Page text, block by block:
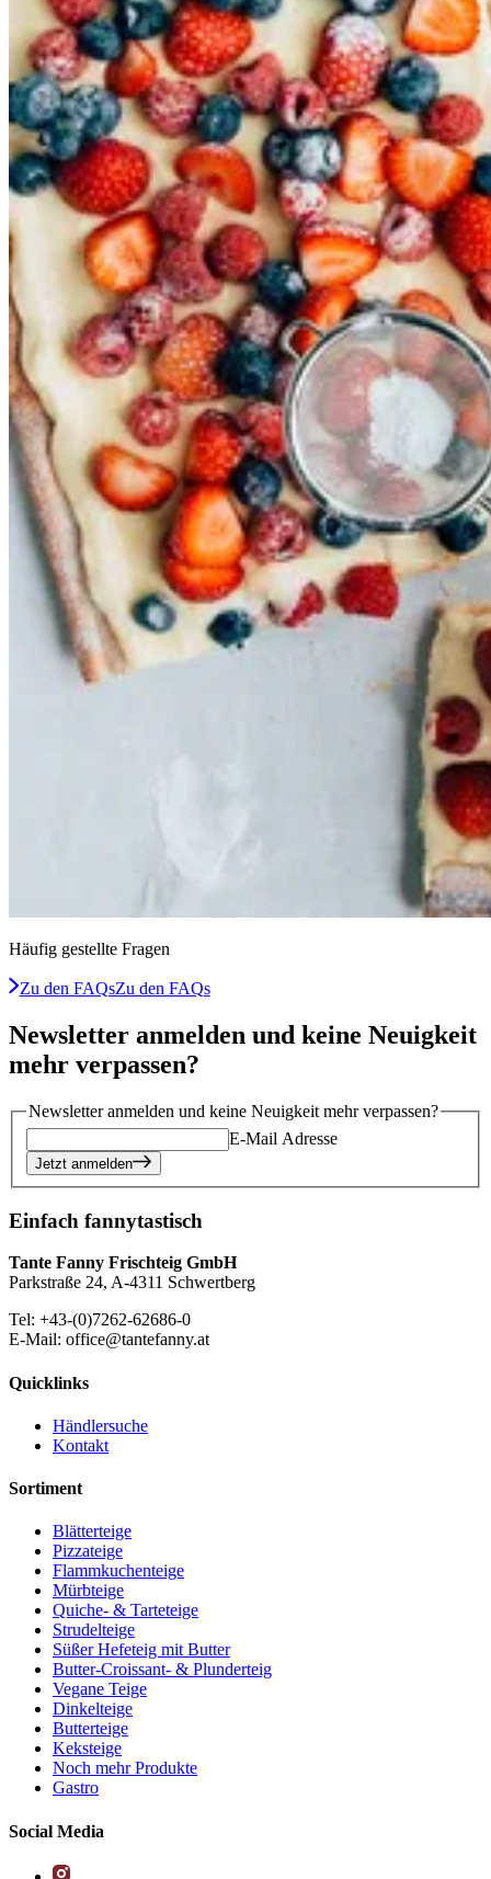
Häufig gestellte Fragen
Zu den FAQsZu den FAQs
Newsletter anmelden und keine Neuigkeit
mehr verpassen?
Newsletter anmelden und keine Neuigkeit mehr verpassen?
E-Mail Adresse
Jetzt anmelden
Einfach fannytastisch
Tante Fanny Frischteig GmbH
Parkstraße 24, A-4311 Schwertberg
Tel: +43-(0)7262-62686-0
E-Mail: office@tantefanny.at
Quicklinks
Händlersuche
Kontakt
Sortiment
Blätterteige
Pizzateige
Flammkuchenteige
Mürbteige
Quiche- & Tarteteige
Strudelteige
Süßer Hefeteig mit Butter
Butter-Croissant- & Plunderteig
Vegane Teige
Dinkelteige
Butterteige
Keksteige
Noch mehr Produkte
Gastro
Social Media